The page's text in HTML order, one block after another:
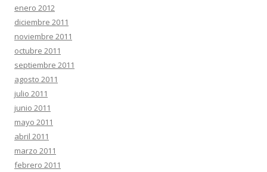
enero 2012
diciembre 2011
noviembre 2011
octubre 2011
septiembre 2011
agosto 2011
julio 2011
junio 2011
mayo 2011
abril 2011
marzo 2011
febrero 2011